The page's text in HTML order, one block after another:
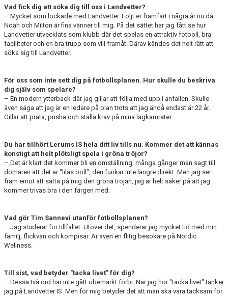
Vad fick dig att söka dig till oss i Landvetter?
​– Mycket som lockade med Landvetter. Följt er framfart i några år nu då
Noah och Milton är fina vänner till mig. På det sättet har jag fått se hur
Landvetter utvecklats som klubb där det spelas en attraktiv fotboll, bra
faciliteter och en bra trupp som vill framåt. Därav kändes det helt rätt att
söka sig till Landvetter.
För oss som inte sett dig på fotbollsplanen. Hur skulle du beskriva
dig själv som spelare?
– En modern ytterback där jag gillar att följa med upp i anfallen. Skulle
även säga att jag är en ledare på plan trots att jag ändå endast är 22 år.
Gillar att prata, pusha och ställa krav på mina lagkamrater.
Du har tillhört Lerums IS hela ditt liv tills nu. Kommer det att kännas
konstigt att helt plötsligt spela i gröna tröjor?
– Det är klart det kommer bli en omställning, många gånger man sagt till
domaren att det är "lilas boll", den funkar inte längre direkt. Men jag ser
fram emot att sätta på mig den gröna tröjan, jag är helt säker på att jag
kommer trivas bra i den färgen med.
Vad gör Tim Sannevi utanför fotbollsplanen?
– Jag studerar för tillfället. Utöver det, spenderar jag mycket tid med min
familj, flickvän och kompisar. Är även en flitig besökare på Nordic
Wellness.
Till sist, vad betyder "tacka livet" för dig?
– Dessa två ord har inte gått obemärkt förbi. När jag hör "tacka livet" tänker
jag på Landvetter IS. Men för mig betyder det att man ska vara tacksam för